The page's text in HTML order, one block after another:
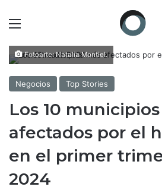
Fotoarte: Natalia Montiel.
Negocios Top Stories
Los 10
afectados por el
en el primer
2024